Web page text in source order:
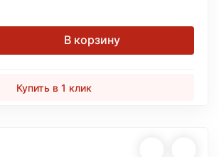
В корзину
Купить в 1 клик